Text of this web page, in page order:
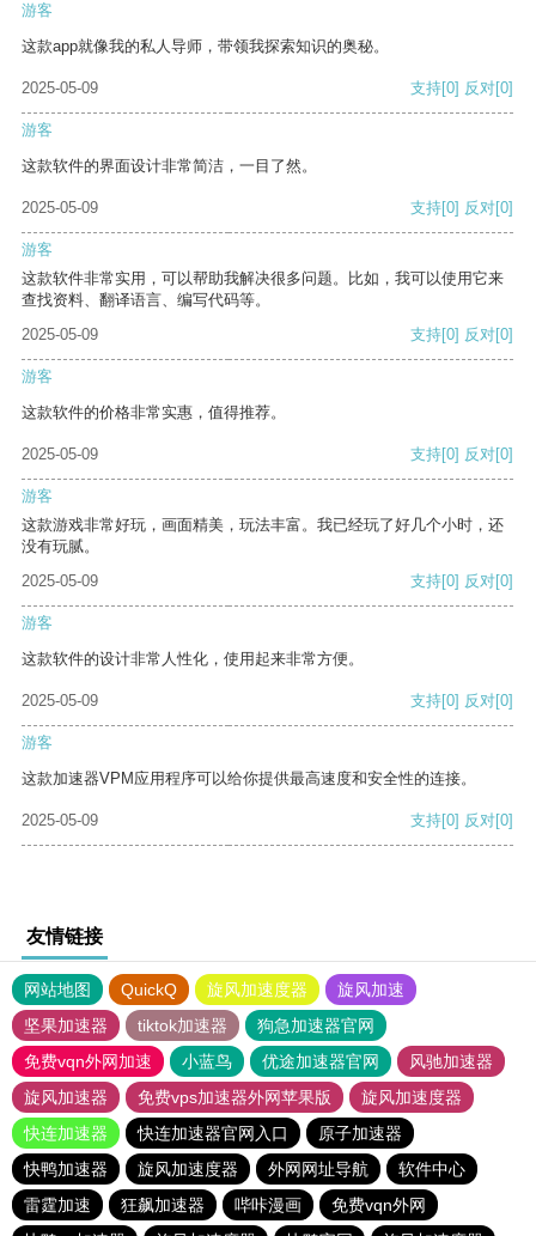
游客
这款app就像我的私人导师，带领我探索知识的奥秘。
2025-05-09 支持[0] 反对[0]
游客
这款软件的界面设计非常简洁，一目了然。
2025-05-09 支持[0] 反对[0]
游客
这款软件非常实用，可以帮助我解决很多问题。比如，我可以使用它来
查找资料、翻译语言、编写代码等。
2025-05-09
支持[0] 反对[0]
游客
这款软件的价格非常实惠，值得推荐。
2025-05-09 支持[0] 反对[0]
游客
这款游戏非常好玩，画面精美，玩法丰富。我已经玩了好几个小时，还
没有玩腻。
2025-05-09
支持[0] 反对[0]
游客
这款软件的设计非常人性化，使用起来非常方便。
2025-05-09 支持[0] 反对[0]
游客
这款加速器VPM应用程序可以给你提供最高速度和安全性的连接。
2025-05-09 支持[0] 反对[0]
友情链接
网站地图 QuickQ 旋风加速度器
旋风加速
坚果加速器
tiktok加速器
狗急加速器官网
免费vqn外网加速
小蓝鸟 优途加速器官网
风驰加速器
旋风加速器
免费vps加速器外网苹果版
旋风加速度器
快连加速器
快连加速器官网入口
原子加速器
快鸭加速器
旋风加速度器 外网网址导航
软件中心
雷霆加速
狂飙加速器 哔咔漫画
免费vqn外网